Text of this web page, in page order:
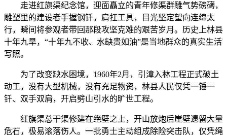
走进红旗渠纪念馆，迎面矗立的青年修渠群雕气势磅礴，
雕塑里的建设者手握钢钎，肩扛工具，目光坚定望向连绵太
行，瞬间将参观者带回那段攻坚克难的艰苦岁月。历史上林县
十年九旱，“十年九不收、水缺贵如油”是当地群众的真实生活
写照。
为了改变缺水困境，1960年2月，引漳入林工程正式破土
动工，没有大型机械，没有充足物资，林县人民仅凭一锤一
钎、双手双肩，开启劈山引水的旷世工程。
红旗渠总干渠修建在绝壁之上，开山放炮后崖壁遗留大量
危石，极易滚落伤人。一批勇士主动组成除险突击队，仅凭绳